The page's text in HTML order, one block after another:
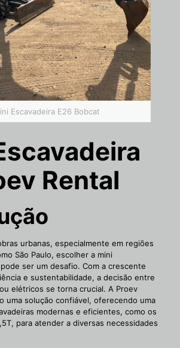
Escavadeira E26 Bobcat
Rental
urbanas, especialmente em regiões
São Paulo, escolher a mini
ser um desafio. Com a crescente
e sustentabilidade, a decisão entre
elétricos se torna crucial. A Proev
uma solução confiável, oferecendo uma
modernas e eficientes, como os
para atender a diversas necessidades